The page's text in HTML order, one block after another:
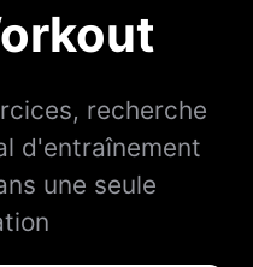
recherche
d'entraînement
une seule